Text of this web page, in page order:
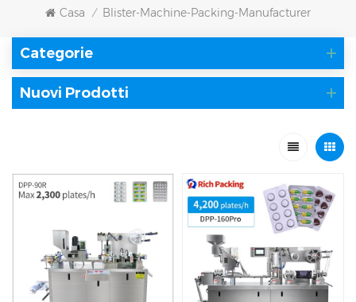
Casa / Blister-Machine-Packing-Manufacturer
Categorie
Nuovi Prodotti